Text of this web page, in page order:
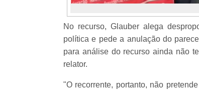
No recurso, Glauber alega
política e pede a anulação do
para análise do recurso ainda não
relator.
"O recorrente, portanto, não